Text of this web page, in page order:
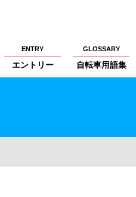
ENTRY
エントリー
GLOSSARY
自転車用語集